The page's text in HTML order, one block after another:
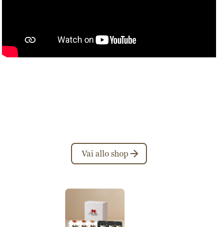
Vai allo shop